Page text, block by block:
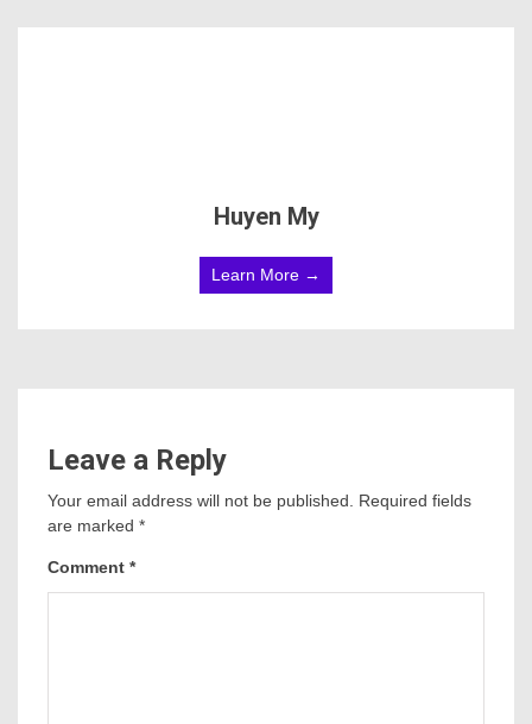
Huyen My
Learn More →
Leave a Reply
Your email address will not be published.
Required fields
are marked *
Comment *